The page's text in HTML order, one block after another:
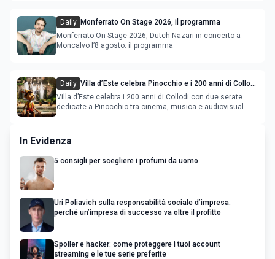
Daily Monferrato On Stage 2026, il programma
Monferrato On Stage 2026, Dutch Nazari in concerto a
Moncalvo l’8 agosto: il programma
Daily Villa d’Este celebra Pinocchio e i 200 anni di Collodi
con cinema, musica e audiovisual mapping
Villa d’Este celebra i 200 anni di Collodi con due serate
dedicate a Pinocchio tra cinema, musica e audiovisual
In Evidenza
5 consigli per scegliere i profumi da uomo
Uri Poliavich sulla responsabilità sociale d’impresa:
perché un’impresa di successo va oltre il profitto
Spoiler e hacker: come proteggere i tuoi account
streaming e le tue serie preferite